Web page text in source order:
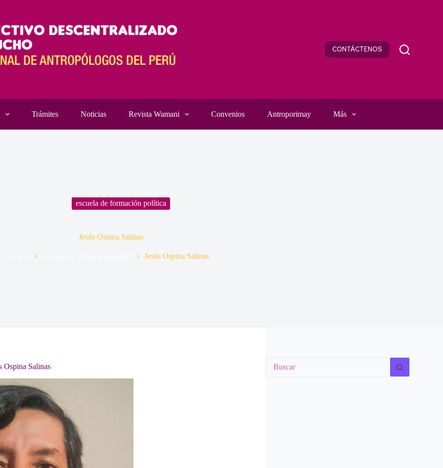
CONTÁCTENOS
Trámites Noticias Revista Wamani Convenios Antroporimay Más
escuela de formación política
Jesús Ospina Salinas
Jesús Ospina Salinas
Ospina Salinas